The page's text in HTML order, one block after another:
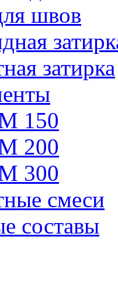
швов
затирка
150
200
300
смеси
составы